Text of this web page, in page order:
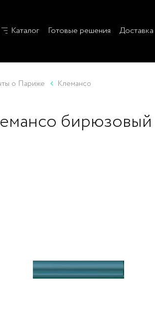
Каталог Готовые решения Доставка
о Париже Клемансо
бирюзовый